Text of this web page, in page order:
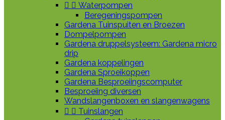
  Waterpompen
Beregeningspompen
Gardena Tuinspuiten en Broezen
Dompelpompen
Gardena druppelsysteem: Gardena micro
drip
Gardena koppelingen
Gardena Sproeikoppen
Gardena Besproeiingscomputer
Besproeiing diversen
Wandslangenboxen en slangenwagens
  Tuinslangen